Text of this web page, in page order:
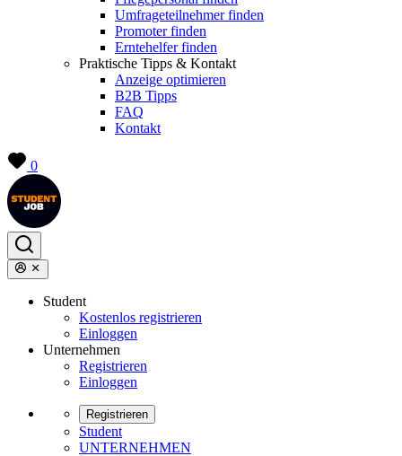
Umfrageteilnehmer finden
Promoter finden
Erntehelfer finden
Praktische Tipps & Kontakt
Anzeige optimieren
B2B Tipps
FAQ
Kontakt
0
Student
Kostenlos registrieren
Einloggen
Unternehmen
Registrieren
Einloggen
Registrieren
Student
UNTERNEHMEN